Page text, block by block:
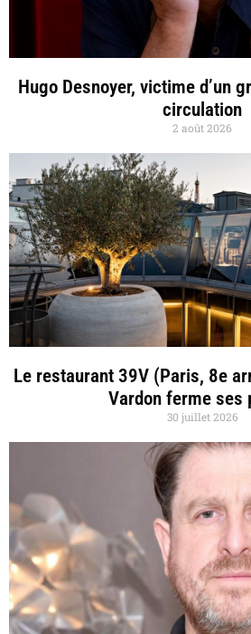
Hugo Desnoyer, victime d’un
circulation
2 août 2026
Le restaurant 39V (Paris, 8e
Vardon ferme ses
30 juillet 2026